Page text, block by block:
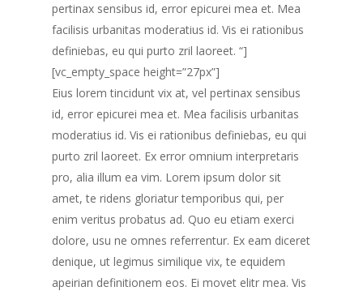
pertinax sensibus id, error epicurei mea et. Mea
facilisis urbanitas moderatius id. Vis ei rationibus
definiebas, eu qui purto zril laoreet. “]
[vc_empty_space height=”27px”]
Eius lorem tincidunt vix at, vel pertinax sensibus
id, error epicurei mea et. Mea facilisis urbanitas
moderatius id. Vis ei rationibus definiebas, eu qui
purto zril laoreet. Ex error omnium interpretaris
pro, alia illum ea vim. Lorem ipsum dolor sit
amet, te ridens gloriatur temporibus qui, per
enim veritus probatus ad. Quo eu etiam exerci
dolore, usu ne omnes referrentur. Ex eam diceret
denique, ut legimus similique vix, te equidem
apeirian definitionem eos. Ei movet elitr mea. Vis